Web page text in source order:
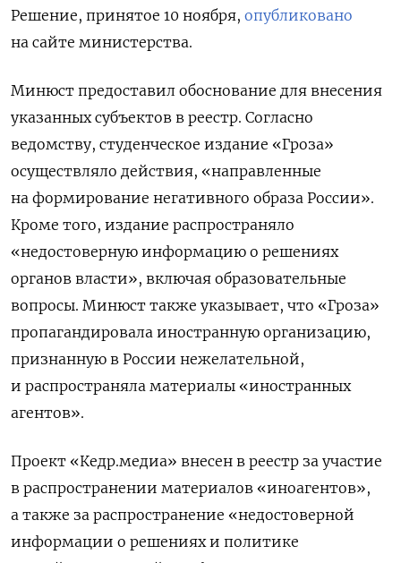
Решение, принятое 10 ноября, опубликовано
на сайте министерства.
Минюст предоставил обоснование для внесения
указанных субъектов в реестр. Согласно
ведомству, студенческое издание «Гроза»
осуществляло действия, «направленные
на формирование негативного образа России».
Кроме того, издание распространяло
«недостоверную информацию о решениях
органов власти», включая образовательные
вопросы. Минюст также указывает, что «Гроза»
пропагандировала иностранную организацию,
признанную в России нежелательной,
и распространяла материалы «иностранных
агентов».
Проект «Кедр.медиа» внесен в реестр за участие
в распространении материалов «иноагентов»,
а также за распространение «недостоверной
информации о решениях и политике